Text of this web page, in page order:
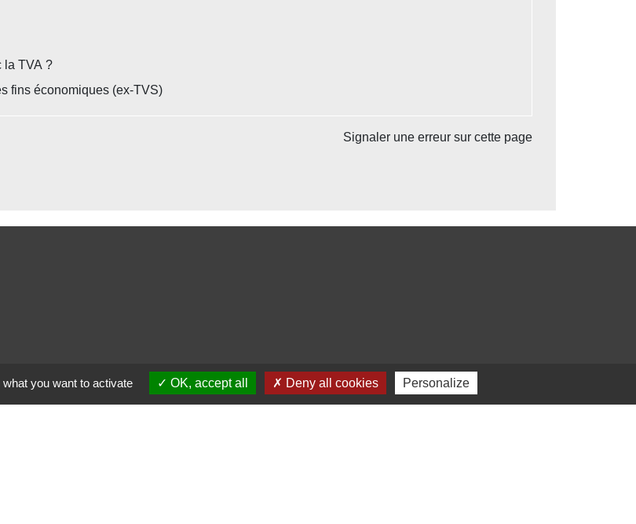
la TVA ?
fins économiques (ex-TVS)
Signaler une erreur sur cette page
you want to activate OK, accept all Deny all cookies Personalize